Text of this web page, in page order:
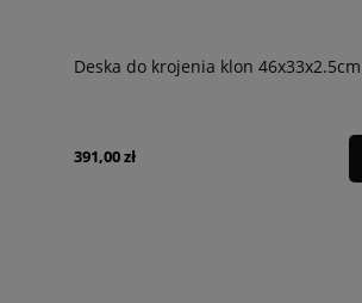
Deska do krojenia klon 46x33x2.5cm
391,00 zł